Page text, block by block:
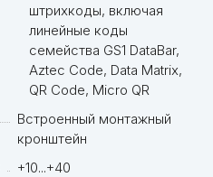
штрихкоды, включая
линейные коды
семейства GS1 DataBar,
Aztec Code, Data Matrix,
QR Code, Micro QR
Встроенный монтажный
кронштейн
+10...+40